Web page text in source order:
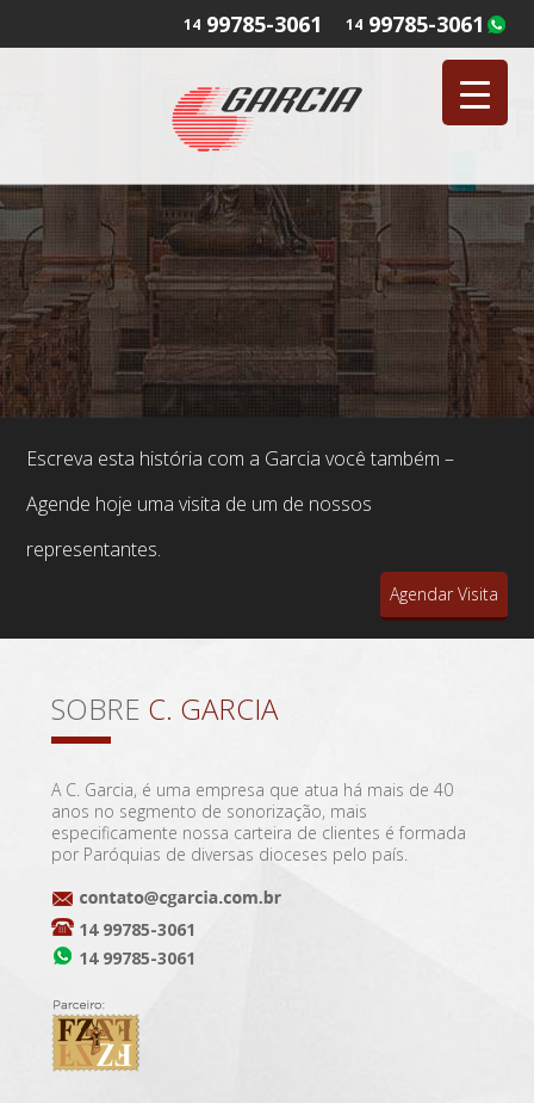
14 99785-3061
14 99785-3061
Escreva esta história com a Garcia você também –
Agende hoje uma visita de um de nossos
representantes.
Agendar Visita
SOBRE C. GARCIA
A C. Garcia, é uma empresa que atua há mais de 40
anos no segmento de sonorização, mais
especificamente nossa carteira de clientes é formada
por Paróquias de diversas dioceses pelo país.
14 99785-3061
14 99785-3061